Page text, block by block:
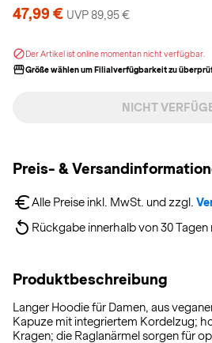
47,99 € UVP 89,95 €
Der Artikel ist online momentan nicht verfügbar.
Größe wählen um Filialverfügbarkeit zu
NICHT
Preis- &
Alle Preise inkl. MwSt. und zzgl.
Rückgabe innerhalb von 30
Produktbeschreibung
Langer Hoodie für Damen, aus
Kapuze mit integriertem Kordelzug;
Kragen; die Raglanärmel sorgen für